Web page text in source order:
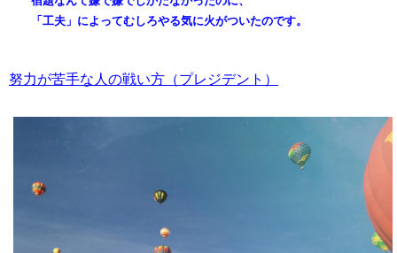
「工夫」によってむしろやる気に火がついたのです。
努力が苦手な人の戦い方（プレジデント）